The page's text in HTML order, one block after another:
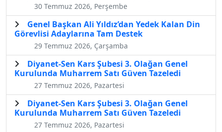
30 Temmuz 2026, Perşembe
Genel Başkan Ali Yıldız’dan Yedek Kalan Din
Görevlisi Adaylarına Tam Destek
29 Temmuz 2026, Çarşamba
Diyanet-Sen Kars Şubesi 3. Olağan Genel
Kurulunda Muharrem Satı Güven Tazeledi
27 Temmuz 2026, Pazartesi
Diyanet-Sen Kars Şubesi 3. Olağan Genel
Kurulunda Muharrem Satı Güven Tazeledi
27 Temmuz 2026, Pazartesi